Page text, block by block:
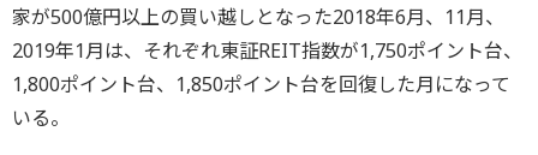
家が500億円以上の買い越しとなった2018年6月、11月、
2019年1月は、それぞれ東証REIT指数が1,750ポイント台、
1,800ポイント台、1,850ポイント台を回復した月になって
いる。